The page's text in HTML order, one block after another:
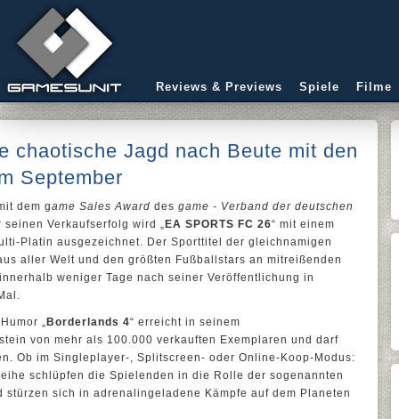
Reviews & Previews Spiele Filme
chaotische Jagd nach Beute mit den
September
dem game Sales Award des game - Verband der deutschen
Verkaufserfolg wird „ EA SPORTS FC 26“ mit einem
Platin ausgezeichnet. Der Sporttitel der gleichnamigen
aller Welt und den größten Fußballstars an mitreißenden
weniger Tage nach seiner Veröffentlichung in
„ Borderlands 4“ erreicht in seinem
von mehr als 100.000 verkauften Exemplaren und darf
Ob im Singleplayer-, Splitscreen- oder Online-Koop-Modus:
schlüpfen die Spielenden in die Rolle der sogenannten
stürzen sich in adrenalingeladene Kämpfe auf dem Planeten